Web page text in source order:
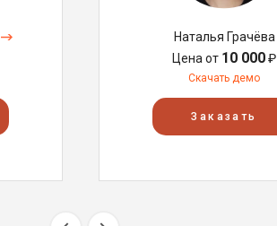
Наталья Грачёва
Цена от 10 000₽
Скачать демо
Заказать